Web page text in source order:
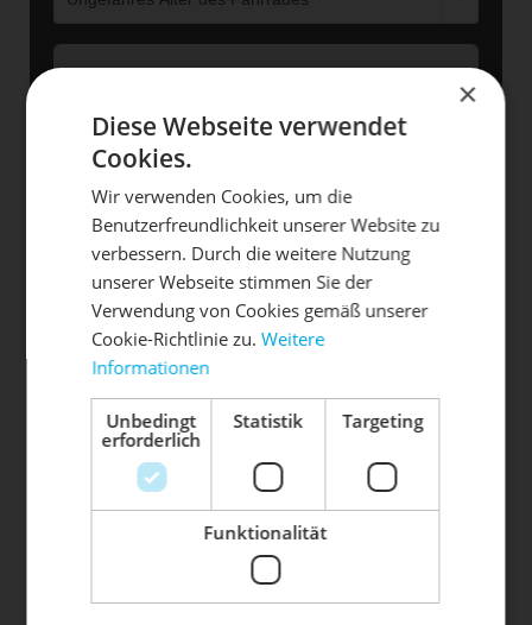
Die mit einem * markierten Felder sind Pflichtfelder.
X
DIE SONNE LACHT, DEIN
RAD ERWACHT
Mach dein Bike frühlingsfit - gönn
ihm den Service, den es verdient!
Dein Bike braucht Service, Wartung
oder ein Update?
Buche dir jetzt deinen Termin.
×
Diese Webseite verwendet
Cookies.
Wir verwenden Cookies, um die
Benutzerfreundlichkeit unserer Website zu
verbessern. Durch die weitere Nutzung
unserer Webseite stimmen Sie der
Verwendung von Cookies gemäß unserer
Cookie-Richtlinie zu.Weitere
Informationen
Unbedingt
erforderlich
Statistik Targeting
Funktionalität